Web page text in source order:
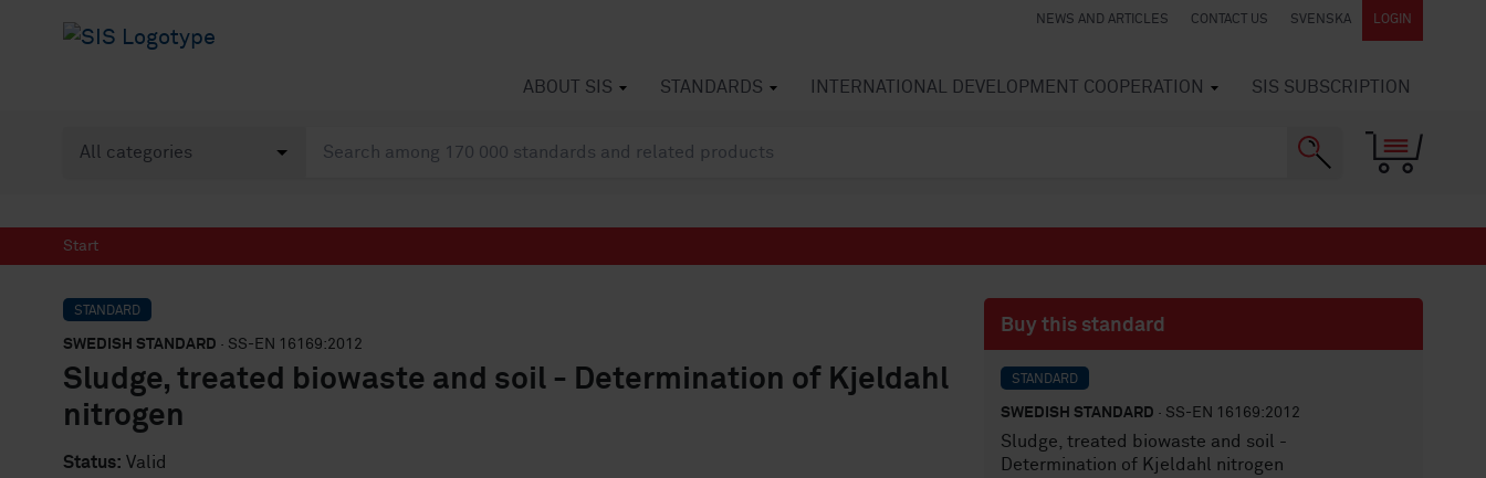
NEWS AND ARTICLES CONTACT US SVENSKA LOGIN
ABOUT SIS STANDARDS INTERNATIONAL DEVELOPMENT COOPERATION SIS SUBSCRIPTION
Start
STANDARD
SWEDISH STANDARD · SS-EN 16169:2012
Sludge, treated biowaste and soil - Determination of Kjeldahl
nitrogen
Status: Valid
Buy this standard
STANDARD
SWEDISH STANDARD · SS-EN 16169:2012
Sludge, treated biowaste and soil -
Determination of Kjeldahl nitrogen